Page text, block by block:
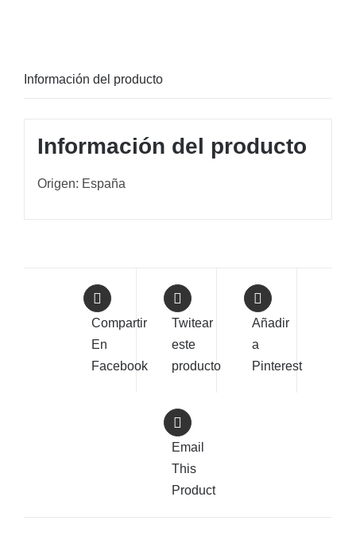
Información del producto
Información del producto
Origen: España
Compartir
En
Facebook
Twitear
este
producto
Añadir
a
Pinterest
Email
This
Product